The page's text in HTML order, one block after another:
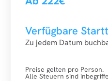
Verfügbare
Zu jedem Datum
Preise gelten pro Person.
Alle Steuern sind